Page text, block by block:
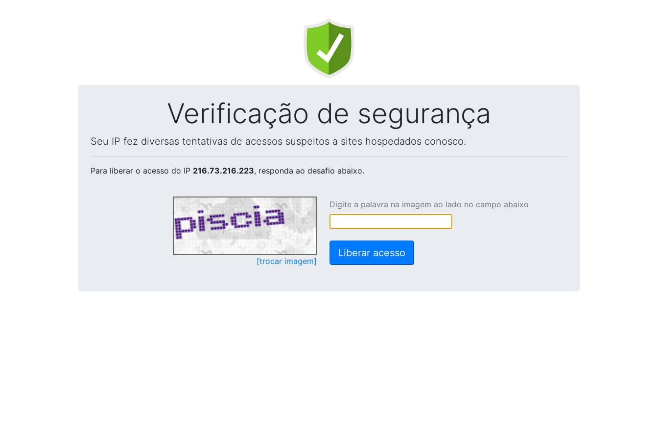
Verificação de segurança
Seu IP fez diversas tentativas de acessos suspeitos a sites hospedados conosco.
Para liberar o acesso do IP 216.73.216.223, responda ao desafio abaixo.
[trocar imagem]
Digite a palavra na imagem ao lado no campo abaixo